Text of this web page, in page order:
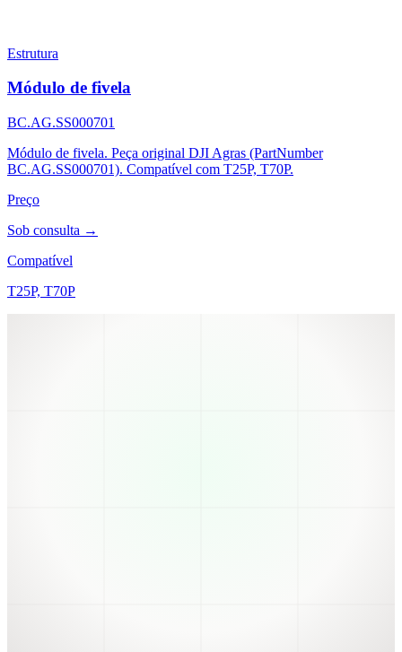
Estrutura
Módulo de fivela
BC.AG.SS000701
Módulo de fivela. Peça original DJI Agras (PartNumber
BC.AG.SS000701). Compatível com T25P, T70P.
Preço
Sob consulta →
Compatível
T25P, T70P